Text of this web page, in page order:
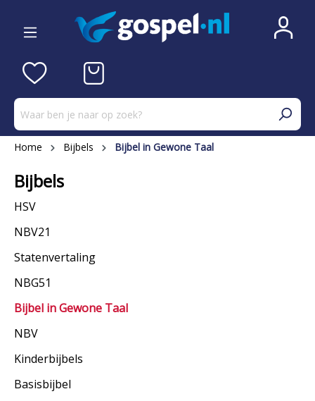
Home Bijbels Bijbel in Gewone Taal
Bijbels
HSV
NBV21
Statenvertaling
NBG51
Bijbel in Gewone Taal
NBV
Kinderbijbels
Basisbijbel